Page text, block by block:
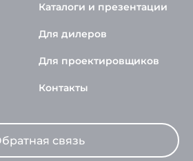
Каталоги и презентации
Для дилеров
Для проектировщиков
Контакты
связь